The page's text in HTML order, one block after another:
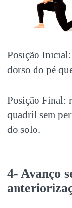
Posição
dorso do pé
Posição Final:
quadril sem
do solo.
4- Avanço